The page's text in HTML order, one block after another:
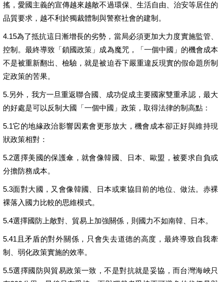
搖，愛國主義的宣傳越來越敵不過環保、生活自由、治安等居住的
品質要求，越不利於獨裁體制與警察社會的建制。
4.15為了抵抗這日漸增長的劣勢，當局必須更加大力度實施監管、
控制。最終導致「鎖國政策」成為魔咒，「一個中國」的機會成本
不是被重新翻出、檢驗，就是被迫吞下嚴重違反現實的假命題所制
定政策的苦果。
5.另外，我方一旦重返聯合國、成功促成主要國家雙重承認，最大
的好處是可以反制大國「一個中國」政策，取得法律的制高點：
5.1它的地緣政治影響因素會更形放大，機會成本卻正好與維持現
狀政策相對：
5.2選擇美國的保護傘，就會像韓國、日本、歐盟，被要求自負或
分擔防務成本。
5.3面對大國，又會像韓國、日本或東協目前的地位、做法。赤裸
裸落入國力比較的思維模式。
5.4選擇國防上敵對、貿易上加強關係，則國力不如南韓、日本。
5.41且矛盾的對外關係，只會失去道德的高度，最終導致自我牽
制、弱化政策實施的效率。
5.5選擇國防與貿易政策一致，不是對抗就是妥協，而台灣海峽只